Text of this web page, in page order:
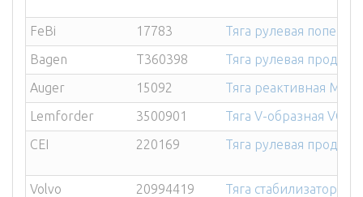
FeBi 17783
Тяга рулевая попер
Bagen
T360398
Тяга рулевая прод
Auger
15092
Тяга реактивная MAN
Lemforder
3500901
Тяга V-образная
CEI
220169 Тяга рулевая прод
Volvo 20994419 Тяга стабилизатора